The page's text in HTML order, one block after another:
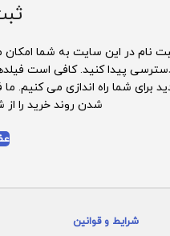
نام در این سایت به شما
پیدا کنید. کافی است
برای شما راه اندازی می کنیم.
شدن روند خرید را
شرایط و قوانین